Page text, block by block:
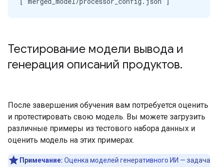
Тестирование модели вывода и
генерация описаний продуктов.
После завершения обучения вам потребуется оценить
и протестировать свою модель. Вы можете загрузить
различные примеры из тестового набора данных и
оценить модель на этих примерах.
Примечание: Оценка моделей генеративного ИИ — задача